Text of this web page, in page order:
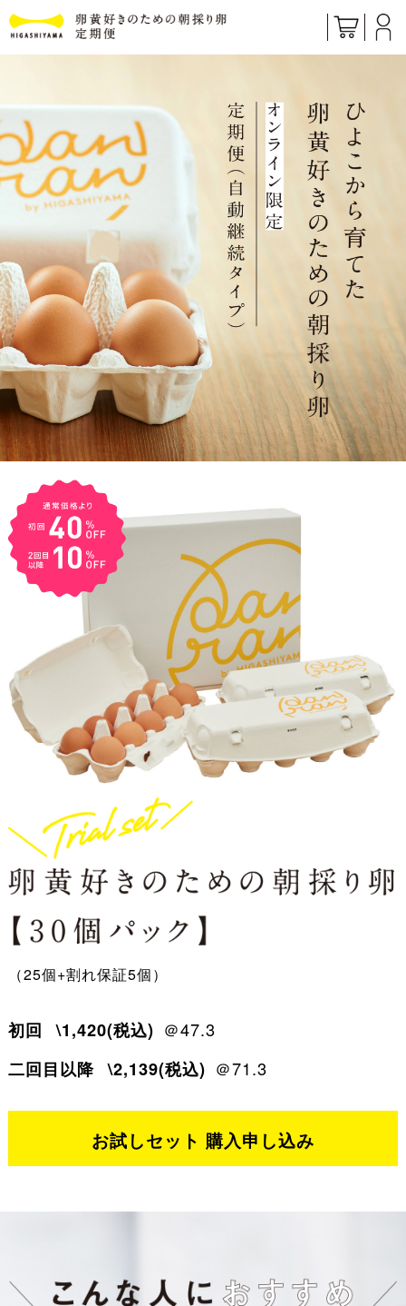
（25個+割れ保証5個）
初回 \1,420(税込) ＠47.3
二回目以降 \2,139(税込) ＠71.3
お試しセット 購入申し込み